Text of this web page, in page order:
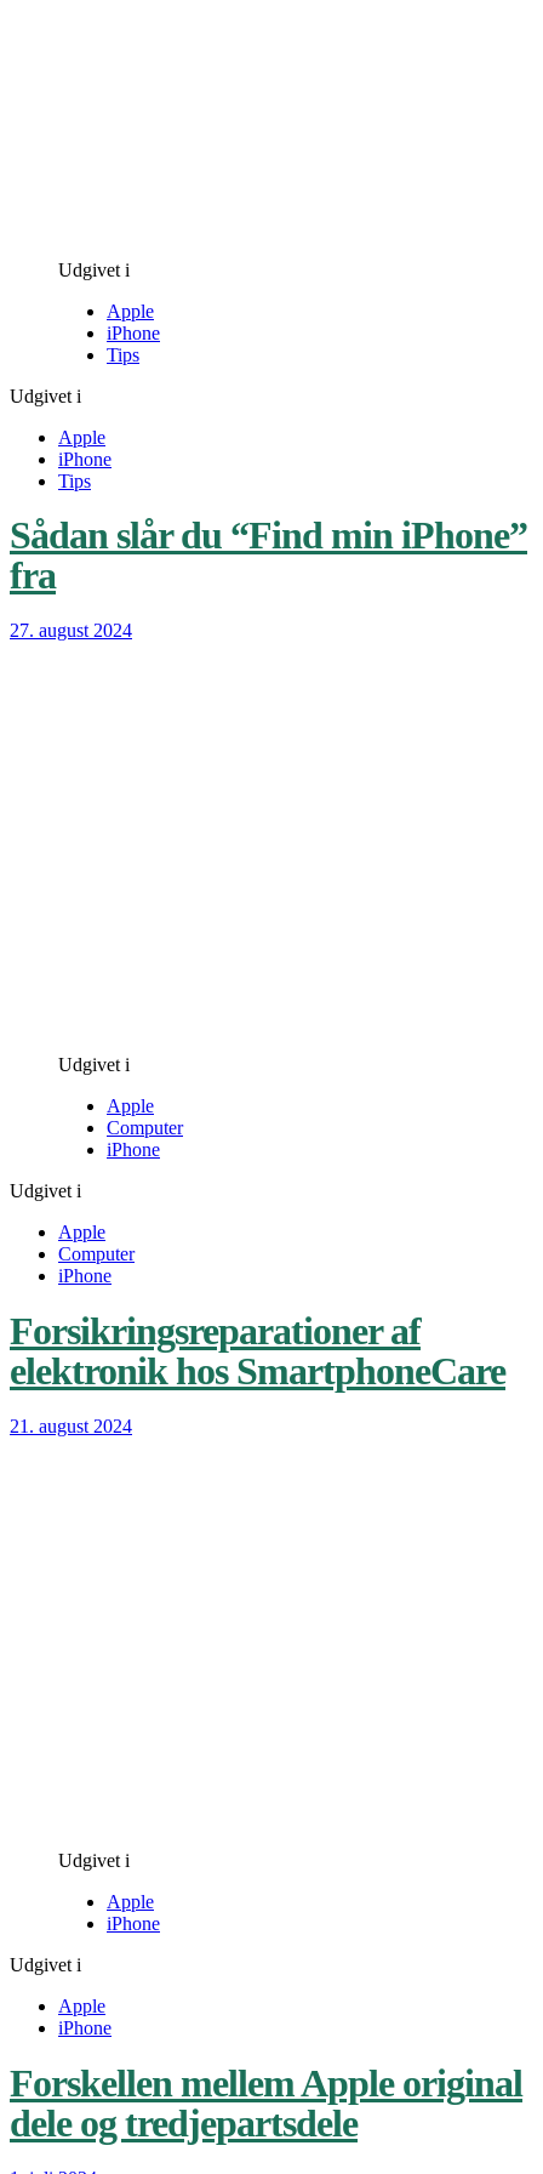
Udgivet i
Apple
iPhone
Tips
Udgivet i
Apple
iPhone
Tips
Sådan slår du “Find min iPhone”
fra
27. august 2024
Udgivet i
Apple
Computer
iPhone
Udgivet i
Apple
Computer
iPhone
Forsikringsreparationer af
elektronik hos SmartphoneCare
21. august 2024
Udgivet i
Apple
iPhone
Udgivet i
Apple
iPhone
Forskellen mellem Apple original
dele og tredjepartsdele